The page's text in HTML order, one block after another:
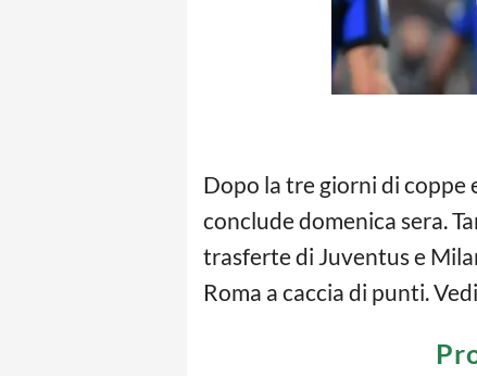
Dopo la tre giorni di coppe
conclude domenica sera.
trasferte di Juventus e
Roma a caccia di punti.